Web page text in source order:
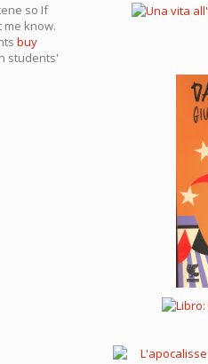
so If
know.
buy
students'